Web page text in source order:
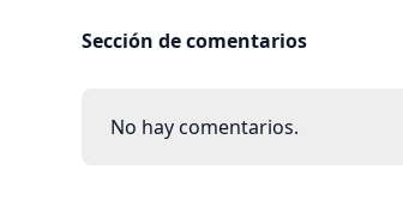
Sección de comentarios
No hay comentarios.